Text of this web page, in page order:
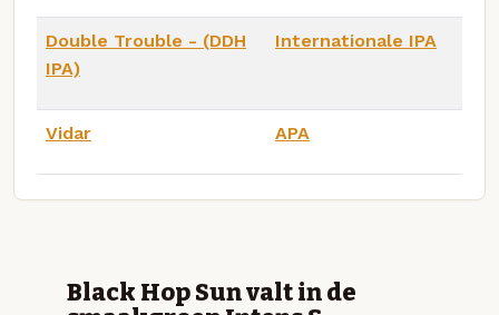
Double Trouble - (DDH
IPA)
Internationale IPA
Vidar APA
Black Hop Sun valt in de